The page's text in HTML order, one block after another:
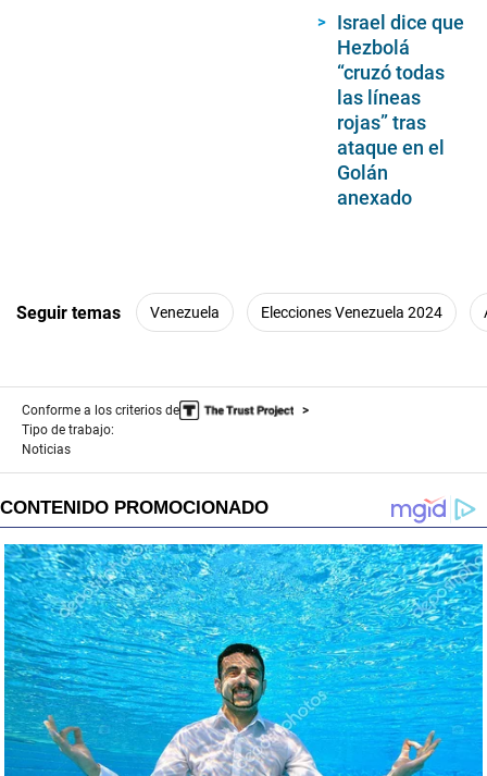
Israel dice que
Hezbolá
“cruzó todas
las líneas
rojas” tras
ataque en el
Golán
anexado
Seguir temas Venezuela Elecciones Venezuela 2024
Conforme a los criterios de
Tipo de trabajo:
Noticias